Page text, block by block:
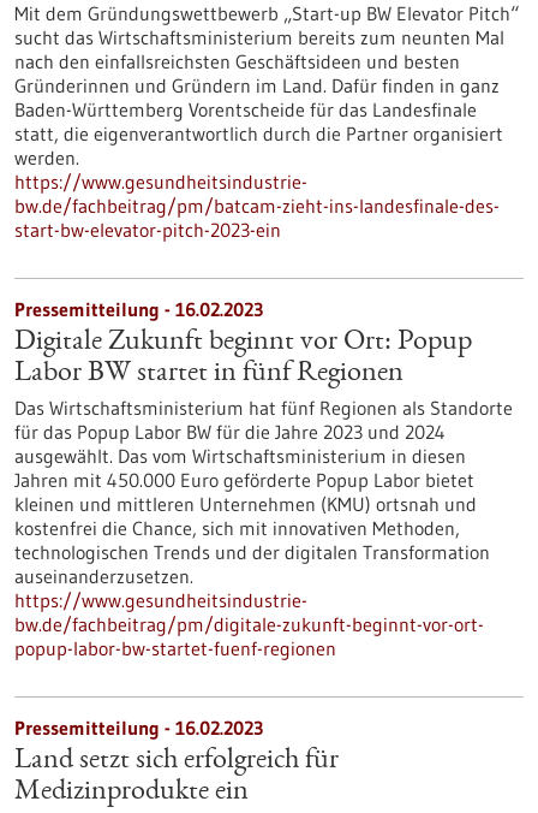
Mit dem Gründungswettbewerb „Start-up BW Elevator Pitch“
sucht das Wirtschaftsministerium bereits zum neunten Mal
nach den einfallsreichsten Geschäftsideen und besten
Gründerinnen und Gründern im Land. Dafür finden in ganz
Baden-Württemberg Vorentscheide für das Landesfinale
statt, die eigenverantwortlich durch die Partner organisiert
werden.
https://www.gesundheitsindustrie-
bw.de/fachbeitrag/pm/batcam-zieht-ins-landesfinale-des-
start-bw-elevator-pitch-2023-ein
Pressemitteilung - 16.02.2023
Digitale Zukunft beginnt vor Ort: Popup
Labor BW startet in fünf Regionen
Das Wirtschaftsministerium hat fünf Regionen als Standorte
für das Popup Labor BW für die Jahre 2023 und 2024
ausgewählt. Das vom Wirtschaftsministerium in diesen
Jahren mit 450.000 Euro geförderte Popup Labor bietet
kleinen und mittleren Unternehmen (KMU) ortsnah und
kostenfrei die Chance, sich mit innovativen Methoden,
technologischen Trends und der digitalen Transformation
auseinanderzusetzen.
https://www.gesundheitsindustrie-
bw.de/fachbeitrag/pm/digitale-zukunft-beginnt-vor-ort-
popup-labor-bw-startet-fuenf-regionen
Pressemitteilung - 16.02.2023
Land setzt sich erfolgreich für
Medizinprodukte ein